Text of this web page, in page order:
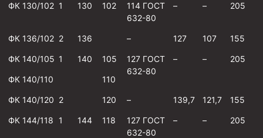
Муфта БТС 168
Муфта ОТТМ 127
Муфта БТС 146
ФК 130/102 1 130 102
114 ГОСТ
632-80
– – 205
ФК 136/102 2 136 – 127 107 155
ФК 140/105 1 140 105
127 ГОСТ
632-80
– – 205
ФК 140/110 110
ФК 140/120 2 120 – 139,7 121,7 155
ФК 144/118 1 144 118
127 ГОСТ
632-80
– – 205